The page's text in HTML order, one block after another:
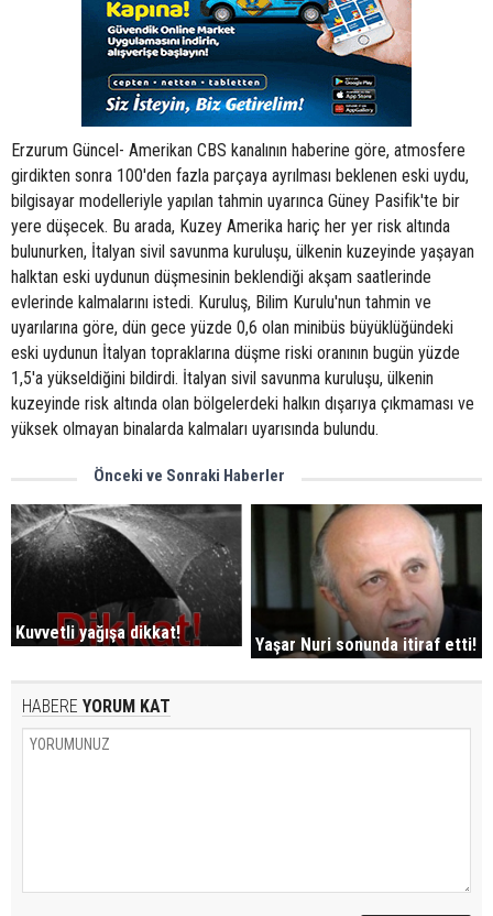
Erzurum Güncel- Amerikan CBS kanalının haberine göre, atmosfere
girdikten sonra 100'den fazla parçaya ayrılması beklenen eski uydu,
bilgisayar modelleriyle yapılan tahmin uyarınca Güney Pasifik'te bir
yere düşecek. Bu arada, Kuzey Amerika hariç her yer risk altında
bulunurken, İtalyan sivil savunma kuruluşu, ülkenin kuzeyinde yaşayan
halktan eski uydunun düşmesinin beklendiği akşam saatlerinde
evlerinde kalmalarını istedi. Kuruluş, Bilim Kurulu'nun tahmin ve
uyarılarına göre, dün gece yüzde 0,6 olan minibüs büyüklüğündeki
eski uydunun İtalyan topraklarına düşme riski oranının bugün yüzde
1,5'a yükseldiğini bildirdi. İtalyan sivil savunma kuruluşu, ülkenin
kuzeyinde risk altında olan bölgelerdeki halkın dışarıya çıkmaması ve
yüksek olmayan binalarda kalmaları uyarısında bulundu.
Önceki ve Sonraki Haberler
Kuvvetli yağışa dikkat!
Yaşar Nuri sonunda itiraf etti!
HABERE YORUM KAT